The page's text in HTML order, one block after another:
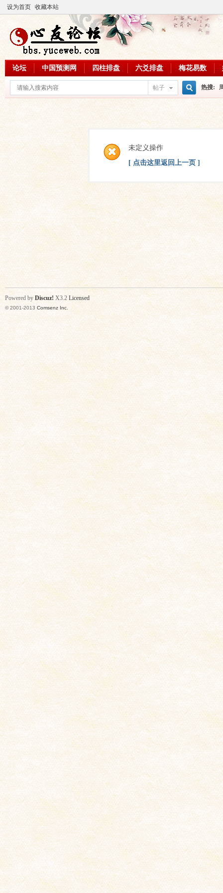
设为首页 收藏本站
论坛 中国预测网 四柱排盘 六爻排盘 梅花易数
帖子 热搜:
周易教
每日一
未定义操作
[ 点击这里返回上一页 ]
Powered by Discuz! X3.2 Licensed
© 2001-2013 Comsenz Inc.